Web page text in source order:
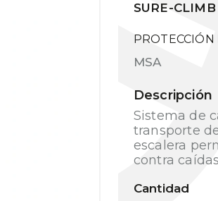
SURE-CLIMB
PROTECCIÓN
MSA
Descripción
Sistema de
transporte
escalera
contra
Cantidad